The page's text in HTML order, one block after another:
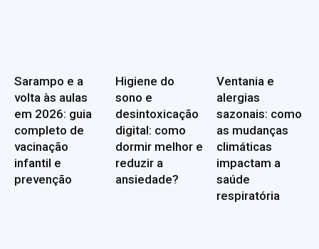
Sarampo e a
volta às aulas
em 2026: guia
completo de
vacinação
infantil e
prevenção
Higiene do
sono e
desintoxicação
digital: como
dormir melhor e
reduzir a
ansiedade?
Ventania e
alergias
sazonais: como
as mudanças
climáticas
impactam a
saúde
respiratória